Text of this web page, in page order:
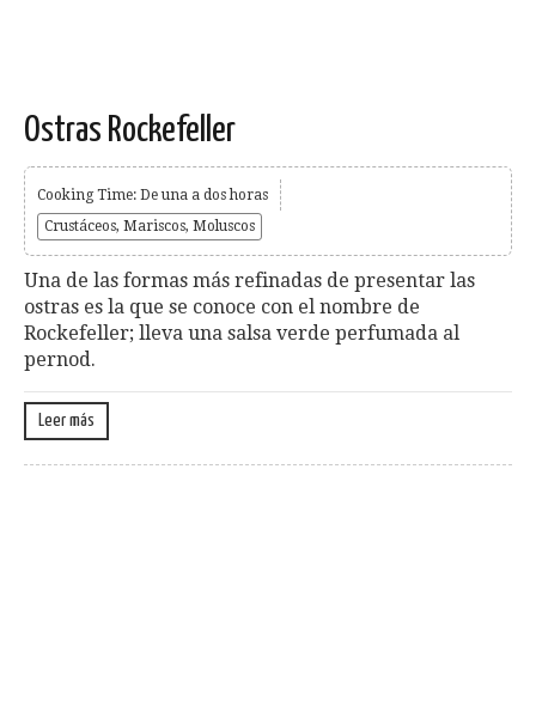
Ostras Rockefeller
Cooking Time: De una a dos horas
Crustáceos, Mariscos, Moluscos
Una de las formas más refinadas de presentar las
ostras es la que se conoce con el nombre de
Rockefeller; lleva una salsa verde perfumada al
pernod.
Leer más